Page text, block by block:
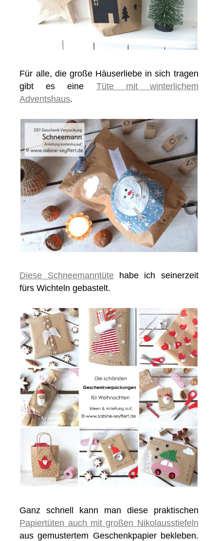
Für alle, die große Häuserliebe in sich tragen
gibt es eine Tüte mit winterlichem
Adventshaus.
Diese Schneemanntütehabe ich seinerzeit
fürs Wichteln gebastelt.
Ganz schnell kann man diese praktischen
Papiertüten auch mit großen Nikolausstiefeln
aus gemustertem Geschenkpapier bekleben.